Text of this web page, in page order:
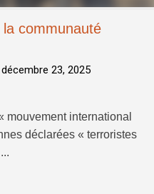
communauté
23, 2025
mouvement international
déclarées « terroristes